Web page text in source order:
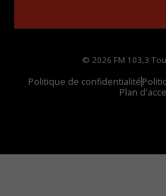
© 2026 FM 103,3
Politique de confidentialité
Plan